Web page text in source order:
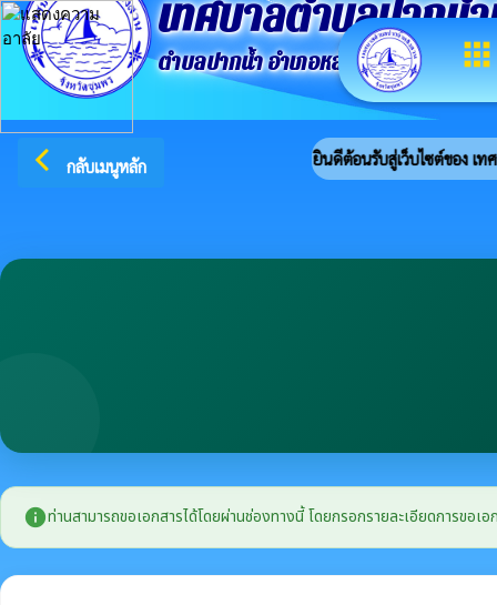
apps
เทศบาลตำบลปากน้
ตำบลปากน้ำ อำเภอหลังสวน จังหวัดชุม
arrow_back_ios กลับเมนูหลัก ยินดีต้อนรับสู่เว็บไซต์ของ เท
infoท่านสามารถขอเอกสารได้โดยผ่านช่องทางนี้ โดยกรอกรายละเอียดการขอเ